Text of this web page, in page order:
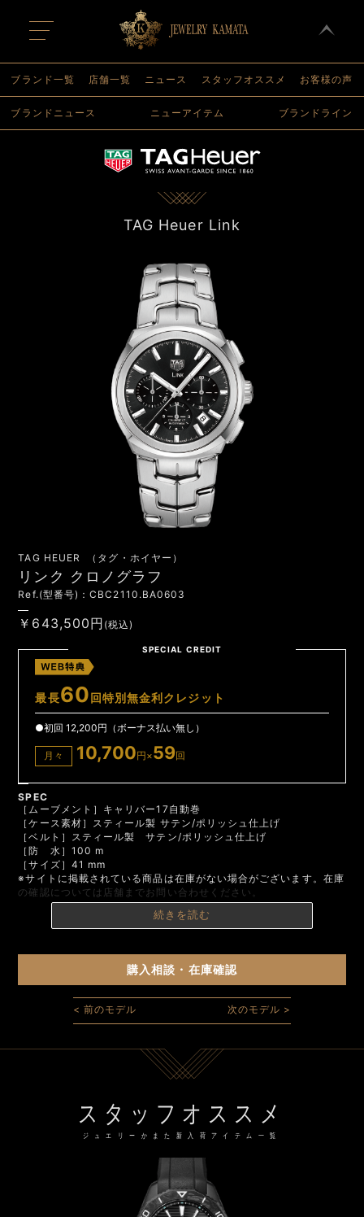
t
o
g
l
n
a
ブランド一覧 店舗一覧 ニュース スタッフオススメ お客様の声
ブランドニュース ニューアイテム ブランドライン
TAG Heuer Link
TAG HEUER （タグ・ホイヤー）
リンク クロノグラフ
Ref.(型番号)：CBC2110.BA0603
￥643,500円 (税込)
SPECIAL CREDIT
最長60回特別無金利クレジット
●初回 12,200円（ボーナス払い無し）
月々 10,700円×59回
SPEC
続きを読む
［ムーブメント］キャリバー17自動巻
［ケース素材］スティール製 サテン/ポリッシュ仕上げ
［ベルト］スティール製 サテン/ポリッシュ仕上げ
［防 水］100 m
［サイズ］41 mm
※サイトに掲載されている商品は在庫がない場合がございます。在庫
の確認については店舗までお問い合わせください。
購入相談・在庫確認
< 前のモデル 次のモデル >
スタッフオススメ
ジュエリーかまた新入荷アイテム一覧